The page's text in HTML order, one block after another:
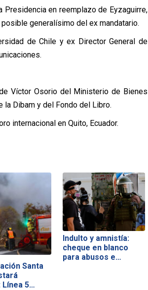
Presidencia en reemplazo de Eyzaguirre,
generalísimo del ex mandatario.
de Chile y ex Director General de
Víctor Osorio del Ministerio de Bienes
la Dibam y del Fondo del Libro.
internacional en Quito, Ecuador.
Santa
Línea 5…
Indulto y amnistía:
cheque en blanco
para abusos e